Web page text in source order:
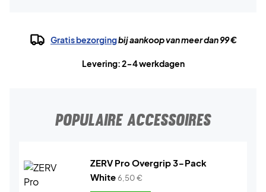
Gratis bezorgingbij aankoop van meer dan 99 €
Levering: 2-4 werkdagen
POPULAIRE ACCESSOIRES
ZERV Pro Overgrip 3-Pack
White6,50€